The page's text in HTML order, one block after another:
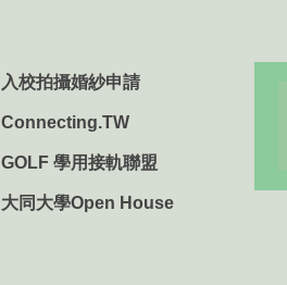
入校拍攝婚紗申請
Connecting.TW
GOLF 學用接軌聯盟
大同大學Open House